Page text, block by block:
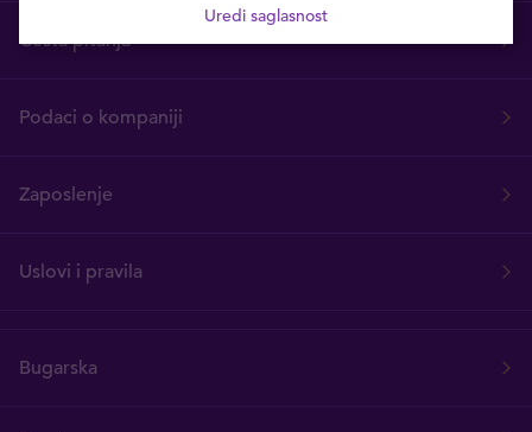
Česta pitanja
Podaci o kompaniji
Zaposlenje
Uslovi i pravila
Bugarska
Uredi saglasnost